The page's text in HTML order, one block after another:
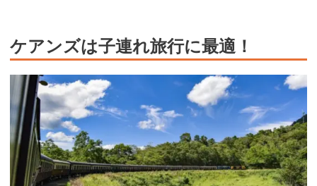
ケアンズは子連れ旅行に最適！